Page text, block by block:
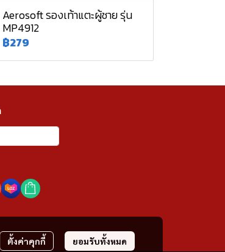
Aerosoft รองเท้าแตะผู้ชาย รุ่น
MP4912
฿279
ตั้งค่าคุกกี้ ยอมรับทั้งหมด